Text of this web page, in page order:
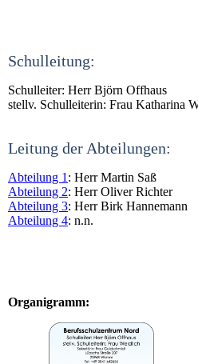
Schulleitung:
Schulleiter: Herr Björn Offhaus
stellv. Schulleiterin: Frau Katharina
Leitung der Abteilungen:
Abteilung 1 : Herr Martin Saß
Abteilung 2: Herr Oliver Richter
Abteilung 3: Herr Birk Hannemann
Abteilung 4: n.n.
Organigramm: